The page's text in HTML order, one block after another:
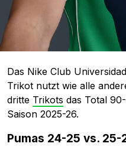
Das Nike Club
Trikot nutzt wie alle
dritte Trikots das Total
Saison 2025-26.
Pumas 24-25 vs.